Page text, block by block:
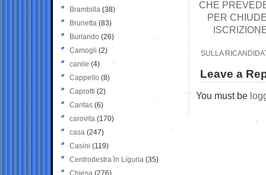
CHE
PER
SULLA
Leave a
You must be
Brambilla (38)
Brunetta (83)
Burlando (26)
Camogli (2)
canile (4)
Cappello (8)
Caprotti (2)
Caritas (6)
carovita (170)
casa (247)
Casini (119)
Centrodestra in Liguria (35)
Chiesa (276)